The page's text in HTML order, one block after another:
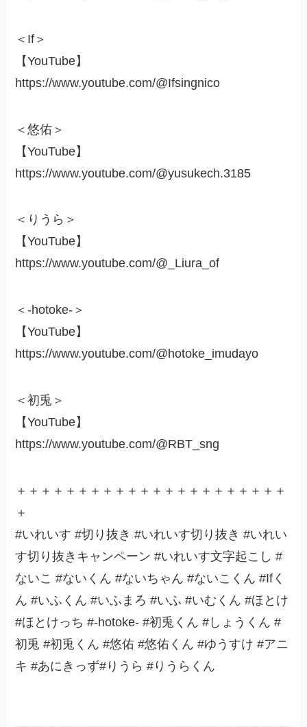
＜If＞
【YouTube】
https://www.youtube.com/@Ifsingnico
＜悠佑＞
【YouTube】
https://www.youtube.com/@yusukech.3185
＜りうら＞
【YouTube】
https://www.youtube.com/@_Liura_of
＜-hotoke-＞
【YouTube】
https://www.youtube.com/@hotoke_imudayo
＜初兎＞
【YouTube】
https://www.youtube.com/@RBT_sng
＋＋＋＋＋＋＋＋＋＋＋＋＋＋＋＋＋＋＋＋＋＋
＋
#いれいす #切り抜き #いれいす切り抜き #いれい
す切り抜きキャンペーン #いれいす文字起こし #
ないこ #ないくん #ないちゃん #ないこくん #Ifく
ん #いふくん #いふまろ #いふ #いむくん #ほとけ
#ほとけっち #-hotoke- #初兎くん #しょうくん #
初兎 #初兎くん #悠佑 #悠佑くん #ゆうすけ #アニ
キ #あにきっず#りうら #りうらくん